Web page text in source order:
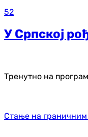
52
У Српској
Тренутно на
Стање на